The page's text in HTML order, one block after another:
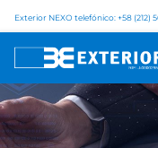
Exterior NEXO telefónico: +58 (212)